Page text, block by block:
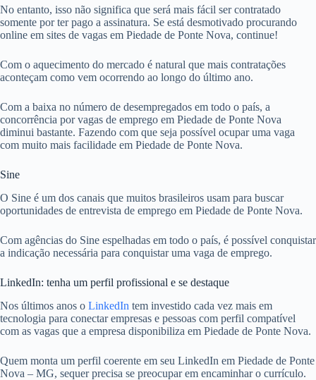
No entanto, isso não significa que será mais fácil ser contratado
somente por ter pago a assinatura. Se está desmotivado procurando
online em sites de vagas em Piedade de Ponte Nova, continue!
Com o aquecimento do mercado é natural que mais contratações
aconteçam como vem ocorrendo ao longo do último ano.
Com a baixa no número de desempregados em todo o país, a
concorrência por vagas de emprego em Piedade de Ponte Nova
diminui bastante. Fazendo com que seja possível ocupar uma vaga
com muito mais facilidade em Piedade de Ponte Nova.
Sine
O Sine é um dos canais que muitos brasileiros usam para buscar
oportunidades de entrevista de emprego em Piedade de Ponte Nova.
Com agências do Sine espelhadas em todo o país, é possível conquistar
a indicação necessária para conquistar uma vaga de emprego.
LinkedIn: tenha um perfil profissional e se destaque
Nos últimos anos o LinkedIn tem investido cada vez mais em
tecnologia para conectar empresas e pessoas com perfil compatível
com as vagas que a empresa disponibiliza em Piedade de Ponte Nova.
Quem monta um perfil coerente em seu LinkedIn em Piedade de Ponte
Nova – MG, sequer precisa se preocupar em encaminhar o currículo.